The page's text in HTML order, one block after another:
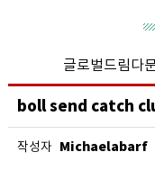
글로벌드림다
boll send catch
작성자 Michaelabarf